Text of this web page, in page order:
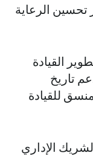
تحسين الرعاية
القيادة
تاريخ
للقيادة
الإداري